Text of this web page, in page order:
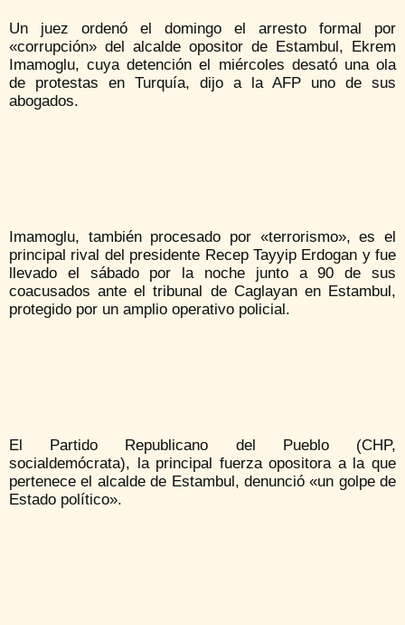
Un juez ordenó el domingo el arresto formal por
«corrupción» del alcalde opositor de Estambul, Ekrem
Imamoglu, cuya detención el miércoles desató una ola
de protestas en Turquía, dijo a la AFP uno de sus
abogados.
Imamoglu, también procesado por «terrorismo», es el
principal rival del presidente Recep Tayyip Erdogan y fue
llevado el sábado por la noche junto a 90 de sus
coacusados ante el tribunal de Caglayan en Estambul,
protegido por un amplio operativo policial.
El Partido Republicano del Pueblo (CHP,
socialdemócrata), la principal fuerza opositora a la que
pertenece el alcalde de Estambul, denunció «un golpe de
Estado político».